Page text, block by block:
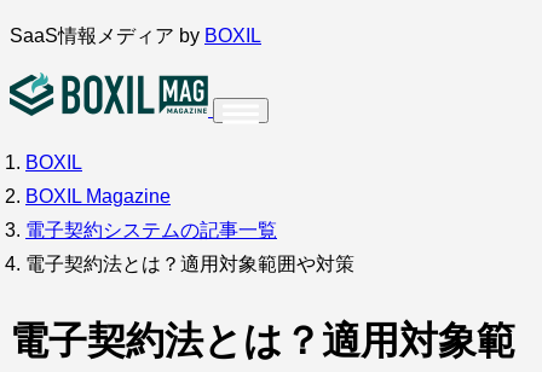
内
を
キ
ッ
プ
SaaS情報メディア by BOXIL
インタビュー
調査・アンケート
BOXIL
BOXIL Magazine
電子契約システムの記事一覧
電子契約法とは？適用対象範囲や対策
電子契約法とは？適用対象範